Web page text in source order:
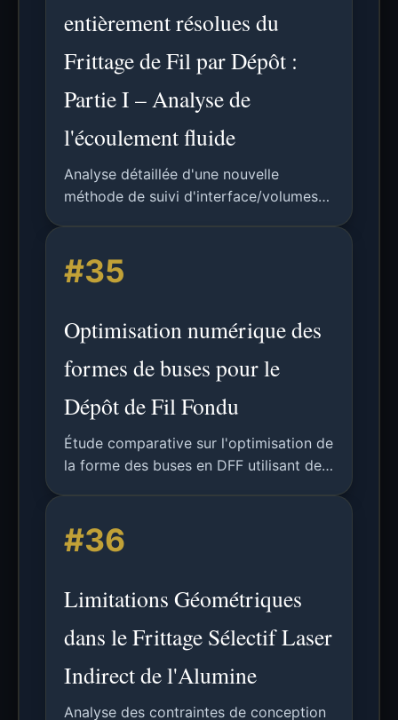
entièrement résolues du
Frittage de Fil par Dépôt :
Partie I – Analyse de
l'écoulement fluide
Analyse détaillée d'une nouvelle
méthode de suivi d'interface/volumes
les procédés d'impression 3D FDM/FFF.
#35
Optimisation numérique des
formes de buses pour le
Dépôt de Fil Fondu
Étude comparative sur l'optimisation de
la forme des buses en DFF utilisant des
paramétrisation géométrique flexible.
#36
Limitations Géométriques
dans le Frittage Sélectif Laser
Indirect de l'Alumine
Analyse des contraintes de conception